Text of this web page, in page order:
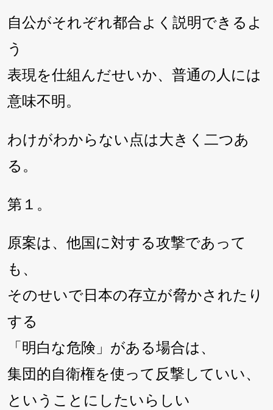
自公がそれぞれ都合よく説明できるよ
う
表現を仕組んだせいか、普通の人には
意味不明。
わけがわからない点は大きく二つあ
る。
第１。
原案は、他国に対する攻撃であって
も、
そのせいで日本の存立が脅かされたり
する
「明白な危険」がある場合は、
集団的自衛権を使って反撃していい、
ということにしたいらしい